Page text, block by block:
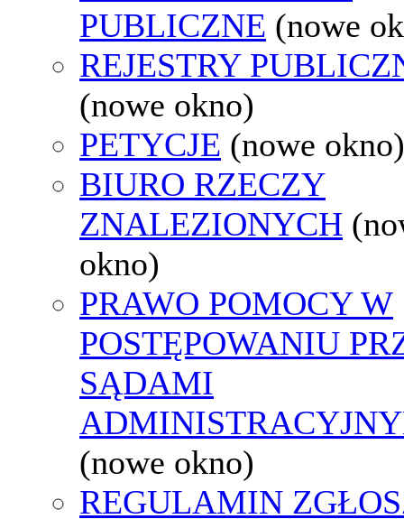
PUBLICZNE (nowe
REJESTRY
(nowe okno)
PETYCJE (nowe okno)
BIURO RZECZY
ZNALEZIONYCH
okno)
PRAWO POMOCY W
POSTĘPOWANIU
SĄDAMI
(nowe okno)
REGULAMIN